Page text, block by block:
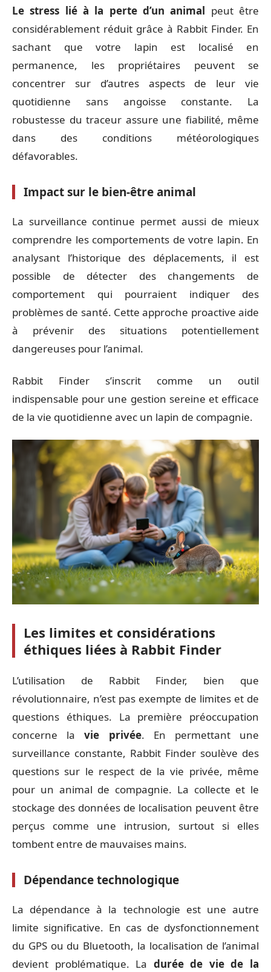
Le stress lié à la perte d’un animal peut être
considérablement réduit grâce à Rabbit Finder. En
sachant que votre lapin est localisé en
permanence, les propriétaires peuvent se
concentrer sur d’autres aspects de leur vie
quotidienne sans angoisse constante. La
robustesse du traceur assure une fiabilité, même
dans des conditions météorologiques
défavorables.
Impact sur le bien-être animal
La surveillance continue permet aussi de mieux
comprendre les comportements de votre lapin. En
analysant l’historique des déplacements, il est
possible de détecter des changements de
comportement qui pourraient indiquer des
problèmes de santé. Cette approche proactive aide
à prévenir des situations potentiellement
dangereuses pour l’animal.
Rabbit Finder s’inscrit comme un outil
indispensable pour une gestion sereine et efficace
de la vie quotidienne avec un lapin de compagnie.
Les limites et considérations
éthiques liées à Rabbit Finder
L’utilisation de Rabbit Finder, bien que
révolutionnaire, n’est pas exempte de limites et de
questions éthiques. La première préoccupation
concerne lavie privée. En permettant une
surveillance constante, Rabbit Finder soulève des
questions sur le respect de la vie privée, même
pour un animal de compagnie. La collecte et le
stockage des données de localisation peuvent être
perçus comme une intrusion, surtout si elles
tombent entre de mauvaises mains.
Dépendance technologique
La dépendance à la technologie est une autre
limite significative. En cas de dysfonctionnement
du GPS ou du Bluetooth, la localisation de l’animal
devient problématique. La durée de vie de la